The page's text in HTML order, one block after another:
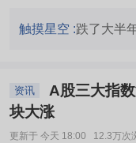
触摸星空 :跌了大半
资讯
块大涨
更新于 今天 18:00 12.3万次